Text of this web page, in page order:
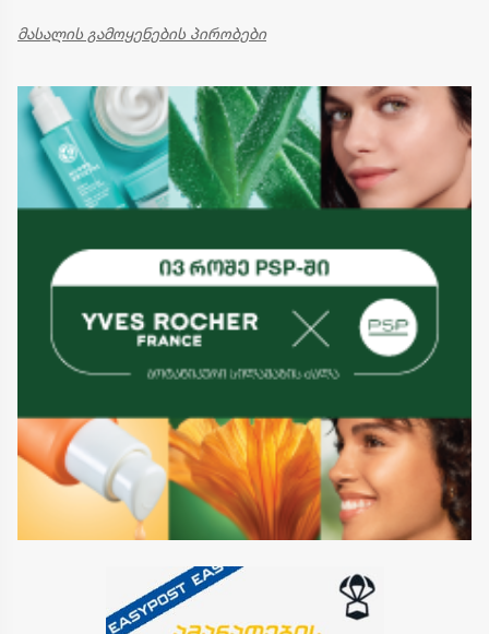
მასალის გამოყენების პირობები